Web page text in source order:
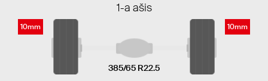
1-a ašis
10mm
385/65 R22.5
10mm